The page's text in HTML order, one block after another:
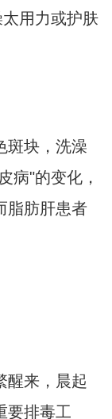
用力或护肤
斑块，洗澡
病"的变化，
脂肪肝患者
醒来，晨起
要排毒工